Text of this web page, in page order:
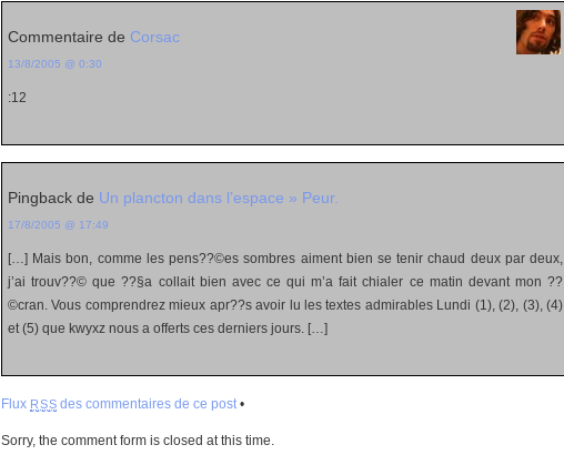
Commentaire de Corsac
13/8/2005 @ 0:30
:12
Pingback de Un plancton dans l’espace » Peur.
17/8/2005 @ 17:49
[…] Mais bon, comme les pens??©es sombres aiment bien se tenir chaud deux par deux,
j’ai trouv??© que ??§a collait bien avec ce qui m’a fait chialer ce matin devant mon ??
©cran. Vous comprendrez mieux apr??s avoir lu les textes admirables Lundi (1), (2), (3), (4)
et (5) que kwyxz nous a offerts ces derniers jours. […]
Flux RSS des commentaires de ce post•
Sorry, the comment form is closed at this time.